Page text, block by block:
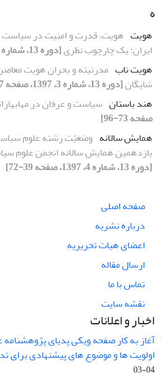
ه
هویت هویت، قدرت و امنیت در
ایران: یک چارچوب نظری[دوره 13، شماره 2، 1397، صفحه 33-64]
هویت ناب مدرنیته و بحران هویت
شایگان[دوره 13، شماره 3، 1397، صفحه 157-183]
هند باستان سیاست و عرفان در
صفحه 73-96]
همایش سالانه وضعیّت رشته علوم
یازدهمین همایش سالانه انجمن علوم سیاسی
[دوره 13، شماره 4، 1397، صفحه 39-72]
صفحه اصلی
درباره نشریه
اعضای هیات تحریریه
ارسال مقاله
تماس با ما
نقشه سایت
اخبار و اعلانات
آغاز به کار صفحه ویکی پدیای
اولویت ها و موضوع های پیشنهادی برای
04-03